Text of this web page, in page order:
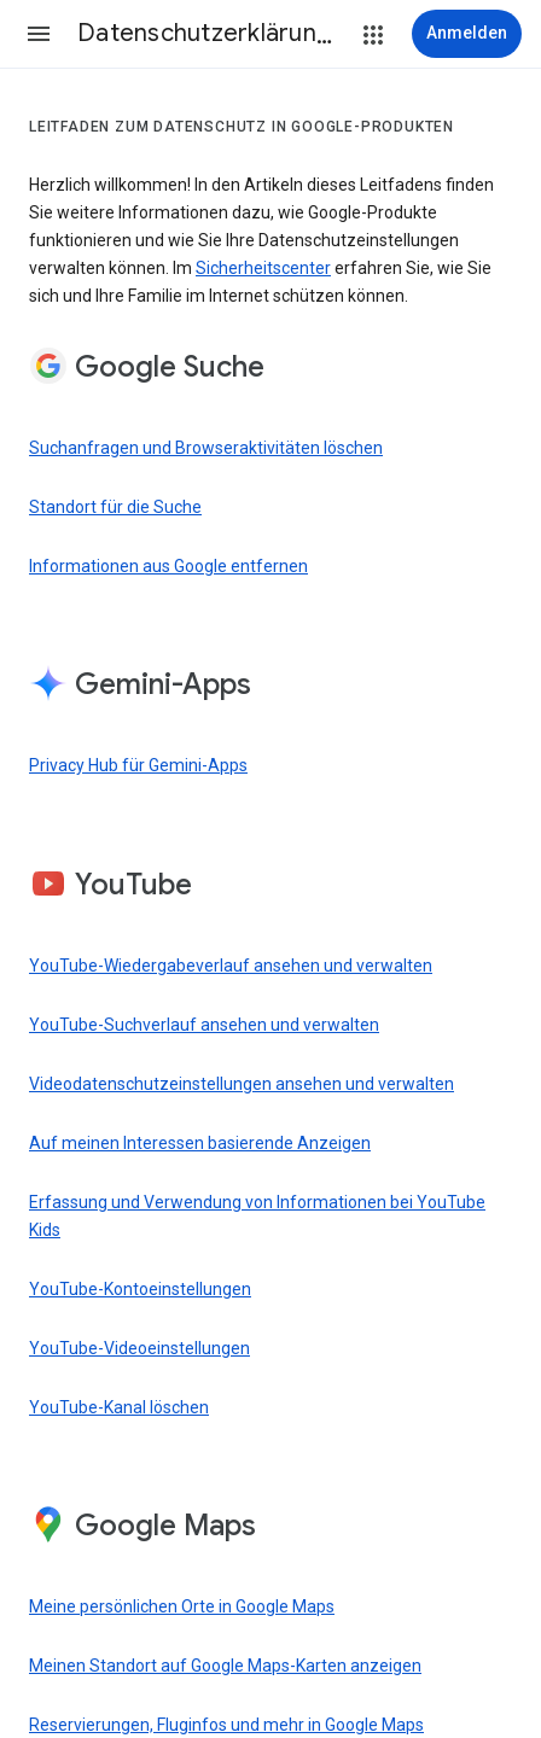
Datenschutzerklärung & Nutzungsbedingungen Anmelden
LEITFADEN ZUM DATENSCHUTZ IN GOOGLE-PRODUKTEN
Herzlich willkommen! In den Artikeln dieses Leitfadens finden
Sie weitere Informationen dazu, wie Google-Produkte
funktionieren und wie Sie Ihre Datenschutzeinstellungen
verwalten können. Im Sicherheitscentererfahren Sie, wie Sie
sich und Ihre Familie im Internet schützen können.
Google Suche
Suchanfragen und Browseraktivitäten löschen
Standort für die Suche
Informationen aus Google entfernen
Gemini-Apps
Privacy Hub für Gemini-Apps
YouTube
YouTube-Wiedergabeverlauf ansehen und verwalten
YouTube-Suchverlauf ansehen und verwalten
Videodatenschutzeinstellungen ansehen und verwalten
Auf meinen Interessen basierende Anzeigen
Erfassung und Verwendung von Informationen bei YouTube
Kids
YouTube-Kontoeinstellungen
YouTube-Videoeinstellungen
YouTube-Kanal löschen
Google Maps
Meine persönlichen Orte in Google Maps
Meinen Standort auf Google Maps-Karten anzeigen
Reservierungen, Fluginfos und mehr in Google Maps